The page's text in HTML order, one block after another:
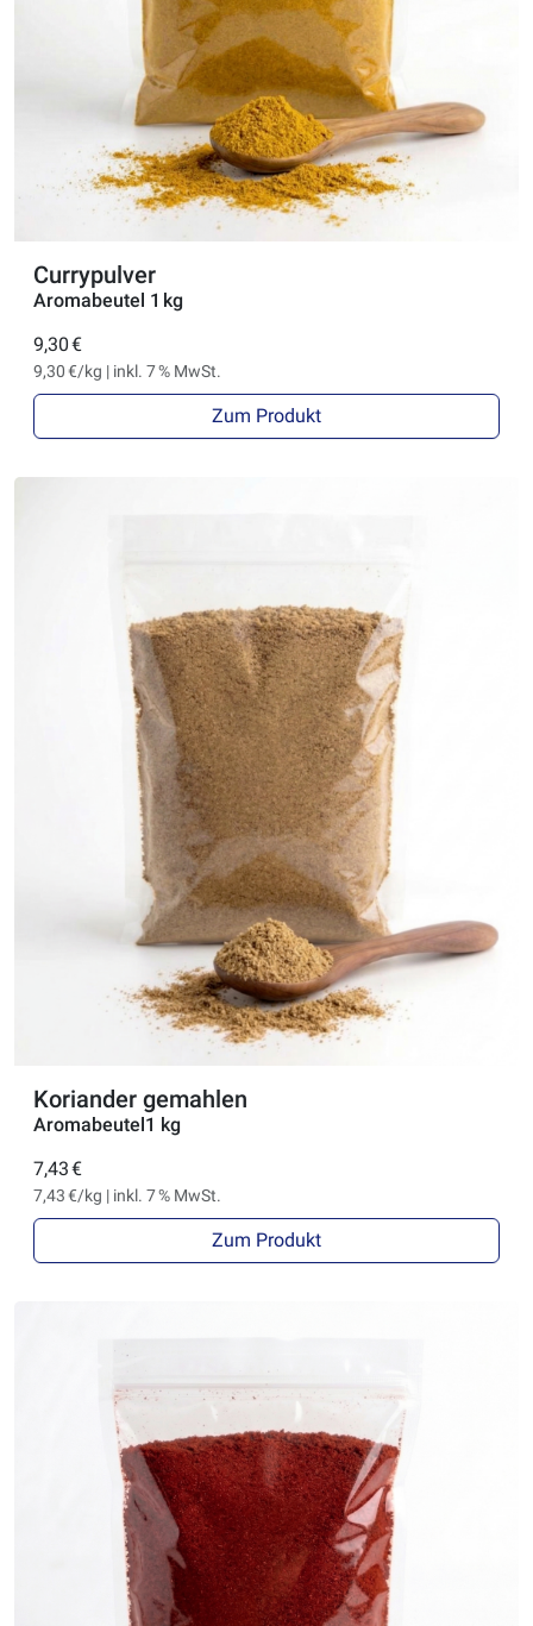
Currypulver
Aromabeutel 1 kg
9,30 €
9,30 €/kg | inkl. 7 % MwSt.
Zum Produkt
Koriander gemahlen
Aromabeutel1 kg
7,43 €
7,43 €/kg | inkl. 7 % MwSt.
Zum Produkt